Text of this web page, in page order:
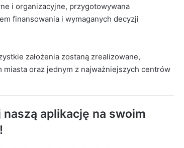
i organizacyjne, przygotowywana
finansowania i wymaganych decyzji
założenia zostaną zrealizowane,
miasta oraz jednym z najważniejszych centrów
aplikację na swoim
Tragiczny wypadek w Kobielach Wielkich.
Nie żyje 22-letni motocyklista
Około 90 tys. zł na szkolenia pracowników.
PUP w Radomsku ogłasza nabór wniosków